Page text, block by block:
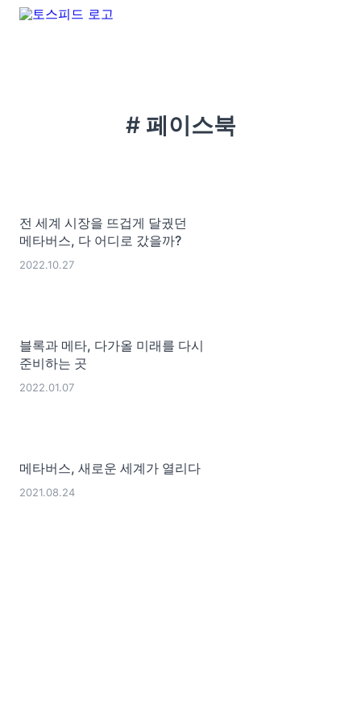
# 페이스북
전 세계 시장을 뜨겁게 달궜던
메타버스, 다 어디로 갔을까?
2022.10.27
블록과 메타, 다가올 미래를 다시
준비하는 곳
2022.01.07
메타버스, 새로운 세계가 열리다
2021.08.24